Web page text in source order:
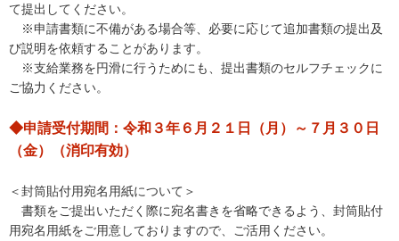
て提出してください。
※申請書類に不備がある場合等、必要に応じて追加書類の提出及
び説明を依頼することがあります。
※支給業務を円滑に行うためにも、提出書類のセルフチェックに
ご協力ください。
◆申請受付期間：令和３年６月２１日（月）～７月３０日
（金）（消印有効）
＜封筒貼付用宛名用紙について＞
書類をご提出いただく際に宛名書きを省略できるよう、封筒貼付
用宛名用紙をご用意しておりますので、ご活用ください。